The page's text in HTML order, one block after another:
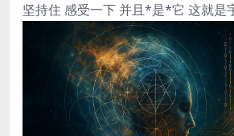
坚持住 感受一下 并且*是*它 这就是